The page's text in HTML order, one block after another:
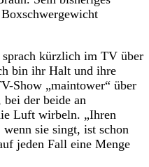
sprach kürzlich im TV über
bin ihr Halt und ihre
Show „maintower“ über
bei der beide an
Luft wirbeln. „Ihren
sie singt, ist schon
jeden Fall eine Menge